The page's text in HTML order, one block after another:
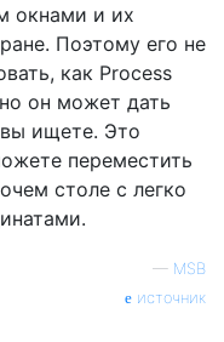
окнами и их
Поэтому его не
как Process
он может дать
ищете. Это
переместить
столе с легко
— MSB
источник